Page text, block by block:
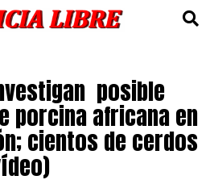
posible
porcina africana en
cientos de cerdos